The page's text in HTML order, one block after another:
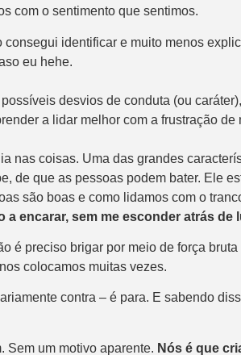
com o sentimento que sentimos.
identificar e muito menos
eu hehe.
desvios de conduta (ou
a lidar melhor com a frustração
coisas. Uma das grandes
que as pessoas podem bater. Ele
são boas e como lidamos com o
encarar, sem me esconder atrás de
é preciso brigar por meio de força
colocamos muitas vezes.
contra – é para. E sabendo
Sem um motivo aparente. Nós é que